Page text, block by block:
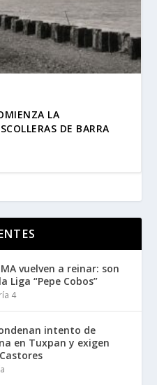
LA
DE BARRA
vuelven a reinar: son
Liga “Pepe Cobos”
4
intento de
en Tuxpan y exigen